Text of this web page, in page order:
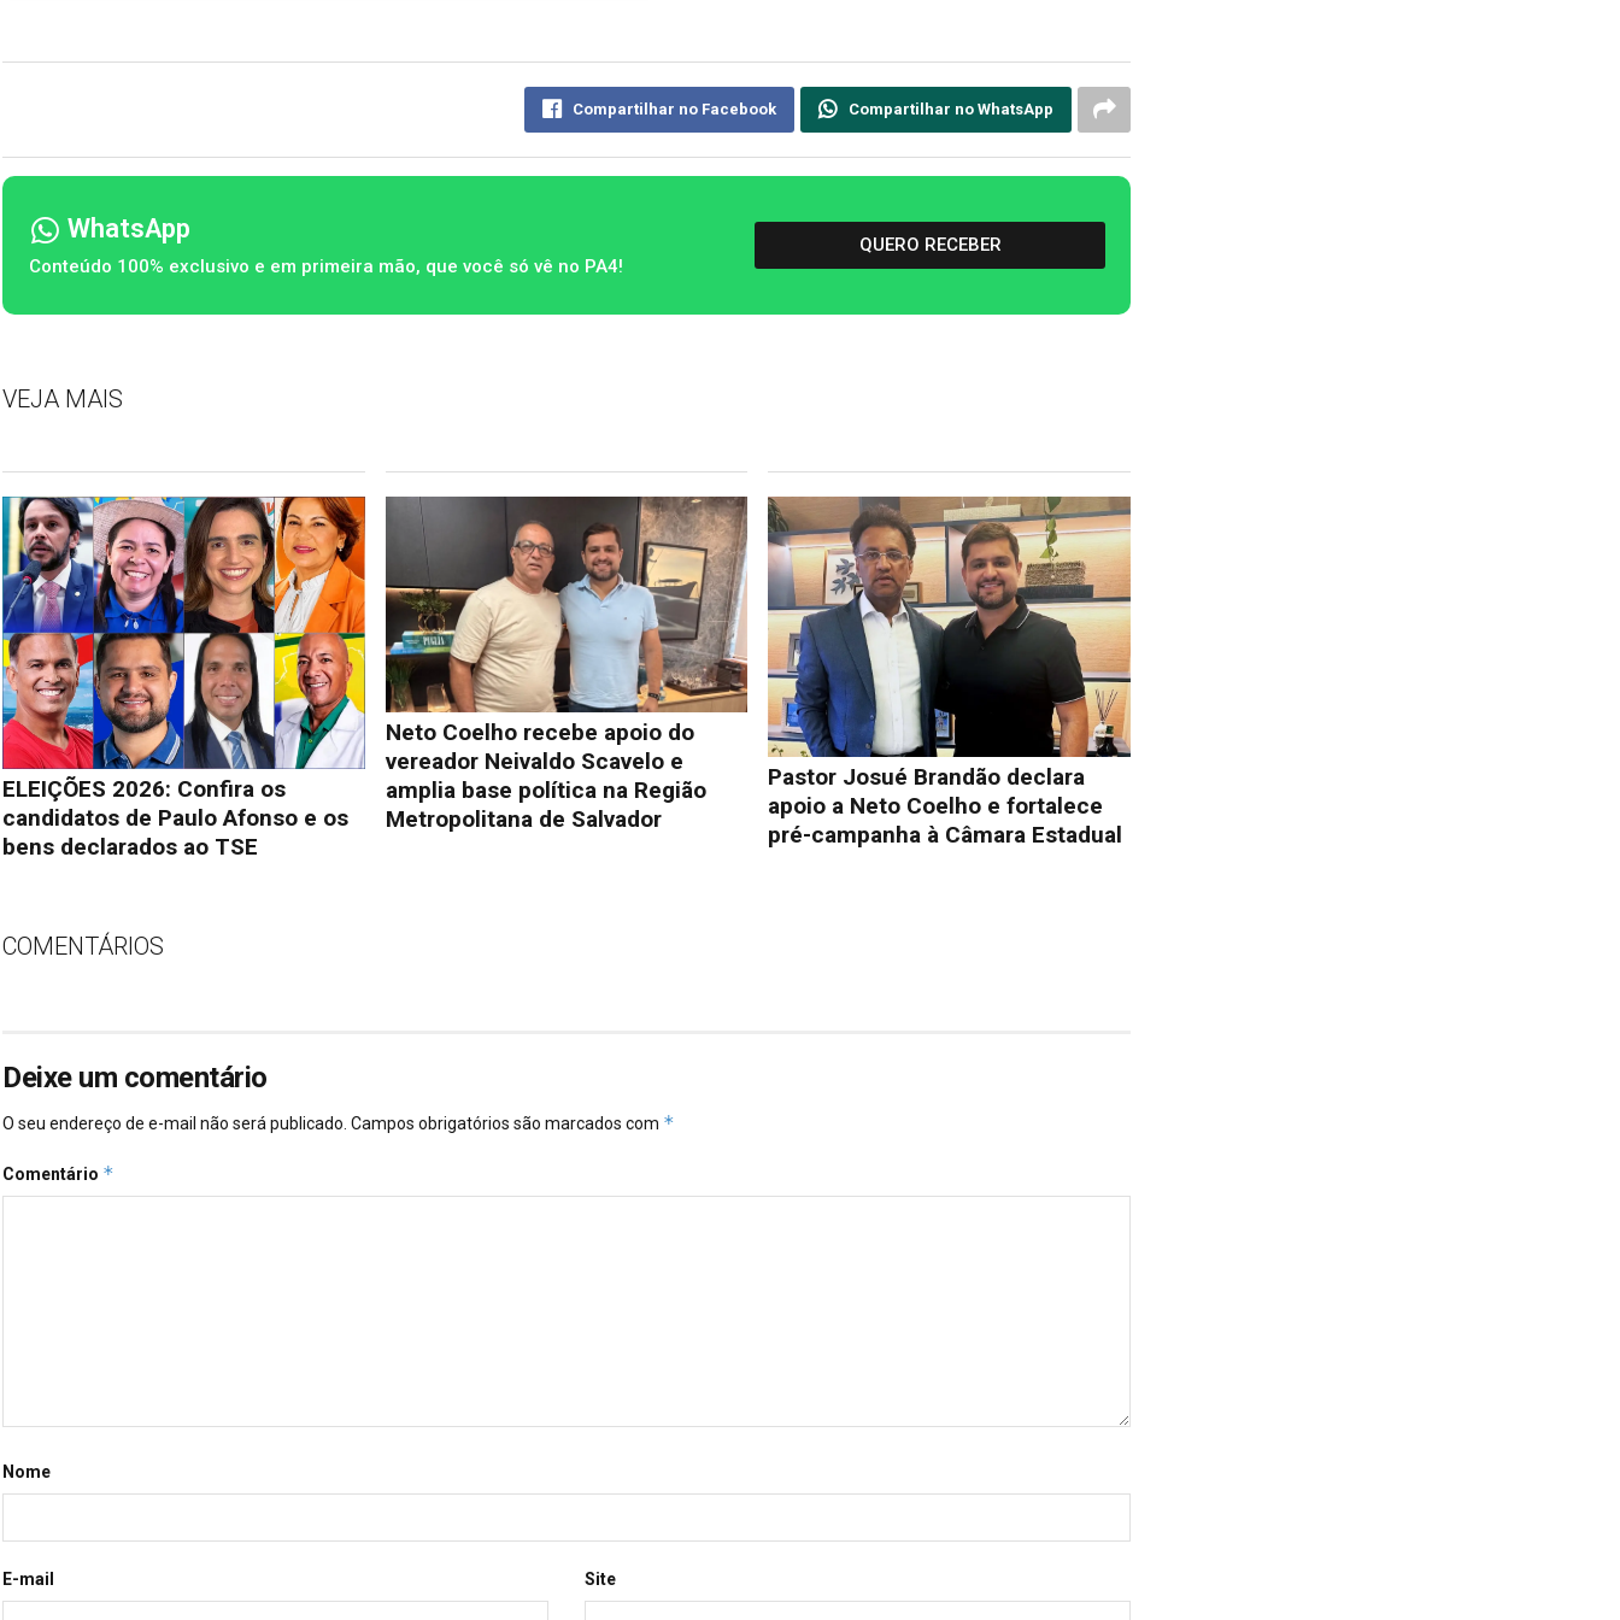
Compartilhar no Facebook Compartilhar no WhatsApp
WhatsApp
Conteúdo 100% exclusivo e em primeira mão, que você só vê no PA4!
QUERO RECEBER
VEJA MAIS
ELEIÇÕES 2026: Confira os
candidatos de Paulo Afonso e os
bens declarados ao TSE
Neto Coelho recebe apoio do
vereador Neivaldo Scavelo e
amplia base política na Região
Metropolitana de Salvador
Pastor Josué Brandão declara
apoio a Neto Coelho e fortalece
pré-campanha à Câmara Estadual
COMENTÁRIOS
Deixe um comentário
O seu endereço de e-mail não será publicado. Campos obrigatórios são marcados com *
Comentário *
Nome
E-mail Site